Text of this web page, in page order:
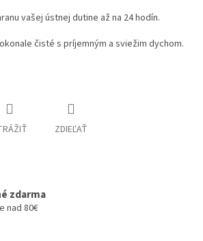
vašej ústnej dutine až na 24 hodín.
čisté s príjemným a sviežim dychom.
ZDIEĽAŤ
zdarma
nad 80€